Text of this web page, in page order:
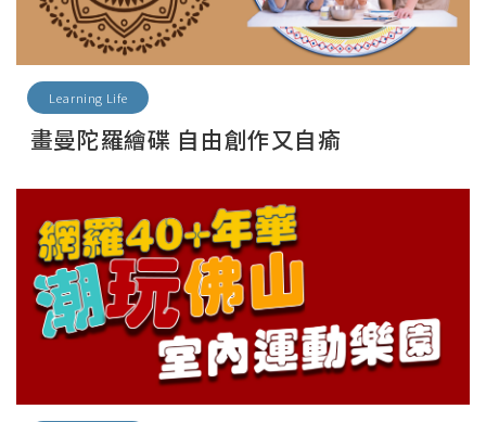
Learning Life
畫曼陀羅繪碟 自由創作又自瘉